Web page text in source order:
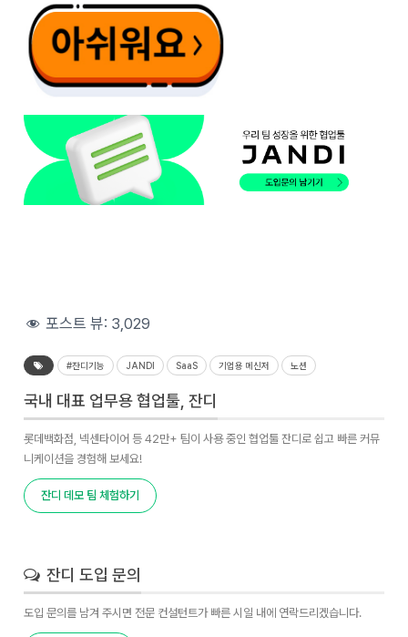
포스트 뷰: 3,029
#잔디기능 JANDI SaaS 기업용 메신저 노션
국내 대표 업무용 협업툴, 잔디
롯데백화점, 넥센타이어 등 42만+ 팀이 사용 중인 협업툴 잔디로 쉽고 빠른 커뮤
니케이션을 경험해 보세요!
잔디 데모 팀 체험하기
잔디 도입 문의
도입 문의를 남겨 주시면 전문 컨설턴트가 빠른 시일 내에 연락드리겠습니다.